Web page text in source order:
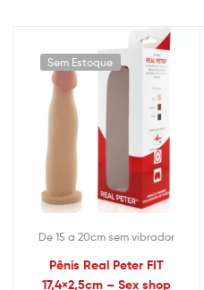
Sem Estoque
De 15 a 20cm sem vibrador
Pênis Real Peter FIT
17,4×2,5cm – Sex shop